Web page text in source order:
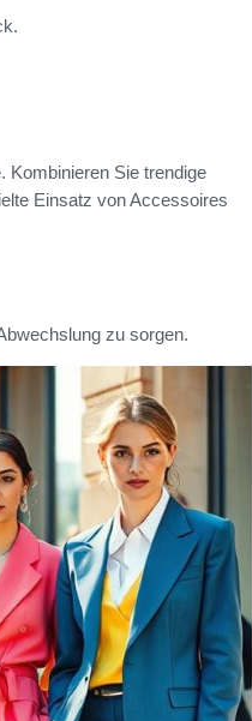
Kombinieren Sie trendige
Einsatz von Accessoires
zu sorgen.